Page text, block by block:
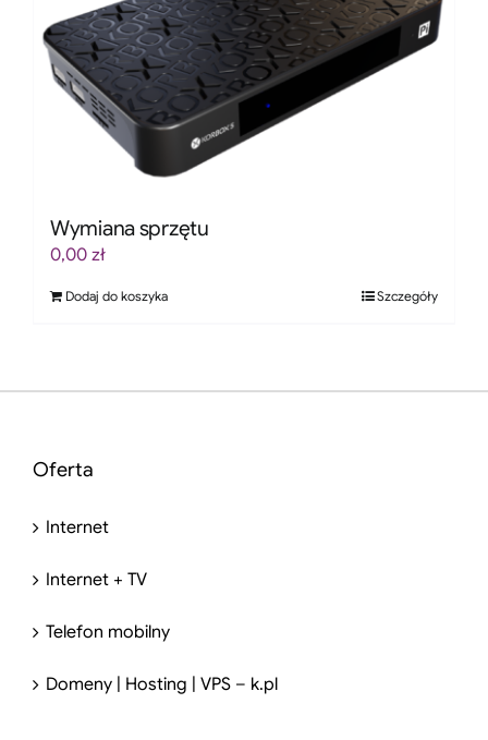
Wymiana sprzętu
0,00 zł
Dodaj do koszyka Szczegóły
Oferta
Internet
Internet + TV
Telefon mobilny
Domeny | Hosting | VPS – k.pl